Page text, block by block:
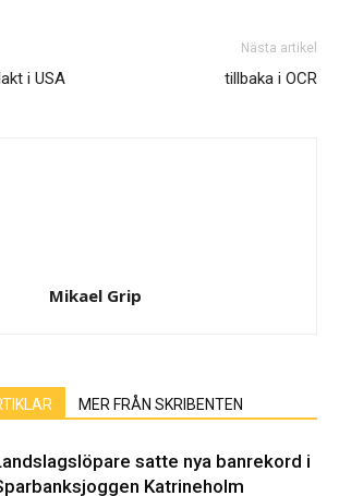
i USA
Nästa artikel
tillbaka i OCR
Mikael Grip
MER FRÅN SKRIBENTEN
satte nya banrekord i
Katrineholm